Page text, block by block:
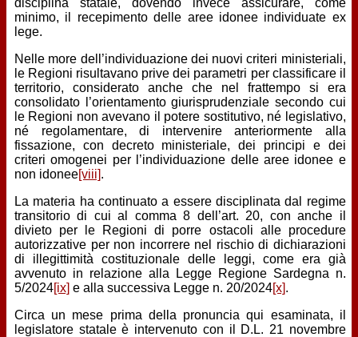
minimo, il recepimento delle aree idonee individuate ex
lege.
Nelle more dell’individuazione dei nuovi criteri ministeriali,
le Regioni risultavano prive dei parametri per classificare il
territorio, considerato anche che nel frattempo si era
consolidato l’orientamento giurisprudenziale secondo cui
le Regioni non avevano il potere sostitutivo, né legislativo,
né regolamentare, di intervenire anteriormente alla
fissazione, con decreto ministeriale, dei principi e dei
criteri omogenei per l’individuazione delle aree idonee e
non idonee[viii].
La materia ha continuato a essere disciplinata dal regime
transitorio di cui al comma 8 dell’art. 20, con anche il
divieto per le Regioni di porre ostacoli alle procedure
autorizzative per non incorrere nel rischio di dichiarazioni
di illegittimità costituzionale delle leggi, come era già
avvenuto in relazione alla Legge Regione Sardegna n.
5/2024[ix] e alla successiva Legge n. 20/2024[x].
Circa un mese prima della pronuncia qui esaminata, il
legislatore statale è intervenuto con il D.L. 21 novembre